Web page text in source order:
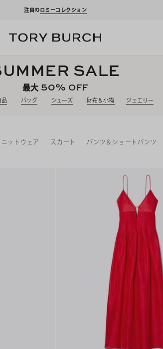
注目のロミーコレクション
SALE
最大 50% OFF
品 バッグ シューズ 財布＆小物 ジュエリー
ニットウェア スカート パンツ＆ショートパンツ